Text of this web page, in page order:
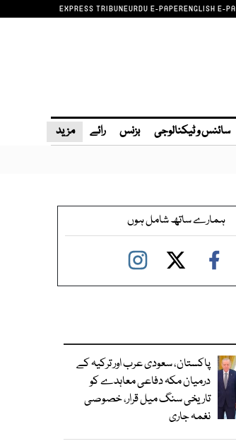
EXPRESS TRIBUNEURDU E-PAPERENGLISH E-
سائنس و ٹیکنالوجی بزنس رائے مزید
ہمارے ساتھ شامل ہوں
پاکستان، سعودی عرب اور ترکیہ کے
درمیان مکہ دفاعی معاہدے کو
تاریخی سنگ میل قرار، خصوصی
نغمہ جاری